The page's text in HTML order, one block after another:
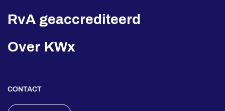
RvA geaccrediteerd
Over KWx
CONTACT